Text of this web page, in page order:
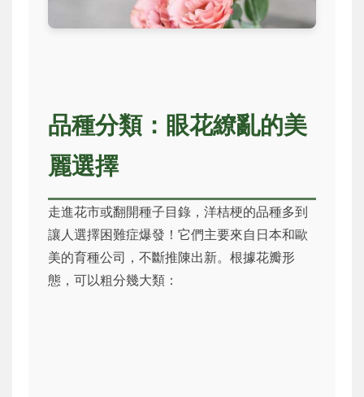
品種分類：眼花繚亂的美
麗選擇
走進花市或翻開種子目錄，洋桔梗的品種多到
讓人選擇困難症爆發！它們主要來自日本和歐
美的育種公司，不斷推陳出新。根據花瓣形
態，可以粗分幾大類：